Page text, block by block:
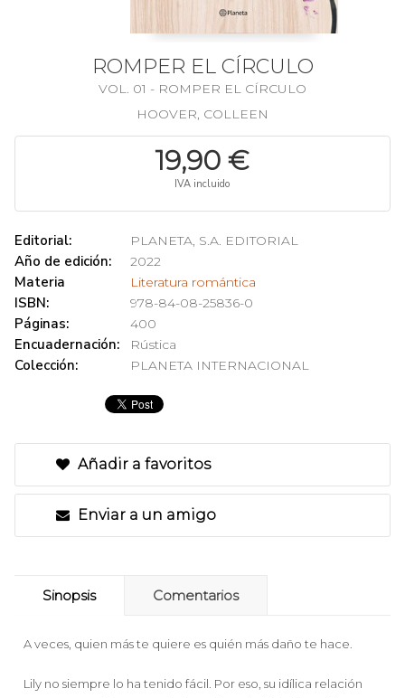
ROMPER EL CÍRCULO
VOL. 01 - ROMPER EL CÍRCULO
HOOVER, COLLEEN
19,90 €
IVA incluido
Editorial: PLANETA, S.A. EDITORIAL
Año de edición: 2022
Materia Literatura romántica
ISBN: 978-84-08-25836-0
Páginas: 400
Encuadernación: Rústica
Colección: PLANETA INTERNACIONAL
Añadir a favoritos
Enviar a un amigo
Sinopsis Comentarios
A veces, quien más te quiere es quién más daño te hace.
Lily no siempre lo ha tenido fácil. Por eso, su idílica relación